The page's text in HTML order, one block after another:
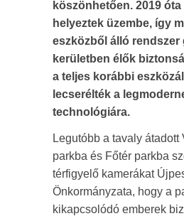
köszönhetően. 2019
helyeztek üzembe, így
eszközből álló
kerületben élők
a teljes korábbi
lecserélték a
technológiára.
Legutóbb a tavaly átadott
parkba és Főtér parkba
térfigyelő kamerákat
Önkormányzata, hogy a
kikapcsolódó emberek